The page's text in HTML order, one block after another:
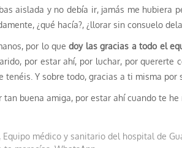
aislada y no debía ir, jamás me
¿qué hacía?, ¿llorar sin consuelo
por lo quedoy las gracias a todo el
por estar ahí, por luchar, por quererte
tenéis. Y sobre todo, gracias a ti misma
tan buena amiga, por estar ahí cuando te
, Equipo médico y sanitario del hospital de